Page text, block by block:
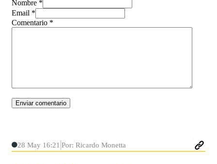
Nombre *
Email *
Comentario *
28 May 16:21 Por: Ricardo Monetta